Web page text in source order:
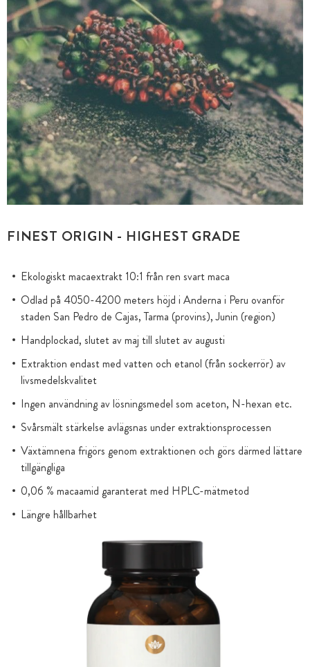
FINEST ORIGIN - HIGHEST GRADE
Ekologiskt macaextrakt 10:1 från ren svart maca
Odlad på 4050-4200 meters höjd i Anderna i Peru ovanför
staden San Pedro de Cajas, Tarma (provins), Junin (region)
Handplockad, slutet av maj till slutet av augusti
Extraktion endast med vatten och etanol (från sockerrör) av
livsmedelskvalitet
Ingen användning av lösningsmedel som aceton, N-hexan etc.
Svårsmält stärkelse avlägsnas under extraktionsprocessen
Växtämnena frigörs genom extraktionen och görs därmed lättare
tillgängliga
0,06 % macaamid garanterat med HPLC-mätmetod
Längre hållbarhet